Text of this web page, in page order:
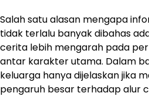
Salah satu alasan mengapa
tidak terlalu banyak dibahas
cerita lebih mengarah pada
antar karakter utama. Dalam
keluarga hanya dijelaskan jika
pengaruh besar terhadap alur